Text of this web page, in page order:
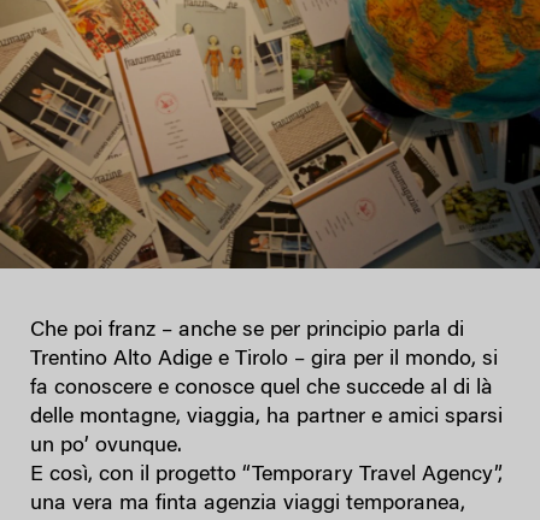
Che poi franz – anche se per principio parla di
Trentino Alto Adige e Tirolo – gira per il mondo, si
fa conoscere e conosce quel che succede al di là
delle montagne, viaggia, ha partner e amici sparsi
un po’ ovunque.
E così, con il progetto “Temporary Travel Agency”,
una vera ma finta agenzia viaggi temporanea,